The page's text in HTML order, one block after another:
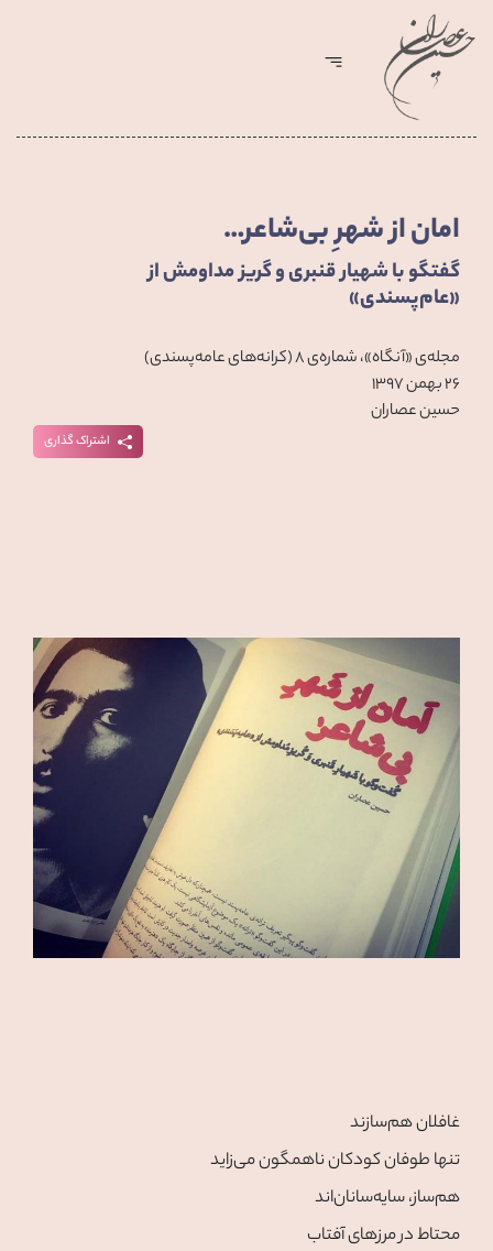
امان از شهرِ بی‌شاعر…
گفتگو با شهیار قنبری و گریز مداومش از
«عام‌پسندی»
مجله‌ی «آنگاه»، شماره‌ی ۸ (کرانه‌های عامه‌پسندی)
۲۶ بهمن ۱۳۹۷
حسین عصاران
اشتراک گذاری
غافلان هم‌سازند
تنها طوفان کودکان ناهمگون می‌زاید
هم‌ساز، سایه‌سانان‌اند
محتاط در مرزهای آفتاب